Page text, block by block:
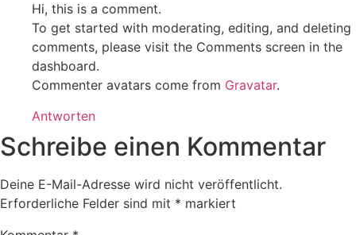
Hi, this is a comment.
To get started with moderating, editing, and deleting
comments, please visit the Comments screen in the
dashboard.
Commenter avatars come from Gravatar.
Antworten
Schreibe einen Kommentar
Deine E-Mail-Adresse wird nicht veröffentlicht.
Erforderliche Felder sind mit * markiert